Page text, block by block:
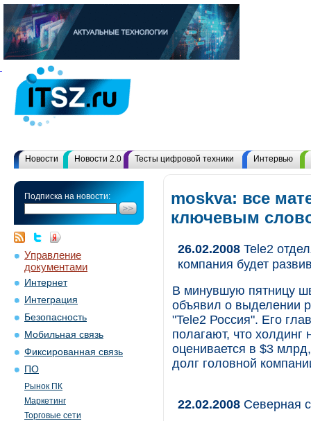
Новости Новости 2.0 Тесты цифровой техники Интервью
Подписка на новости:
Управление
документами
Интернет
Интеграция
Безопасность
Мобильная связь
Фиксированная связь
ПО
Рынок ПК
Маркетинг
Торговые сети
moskva: все
ключевым
26.02.2008 Tele2
компания будет
В минувшую пятницу
объявил о выделении
"Tele2 Россия". Его
полагают, что холдинг
оценивается в $3
долг головной
22.02.2008 Северная